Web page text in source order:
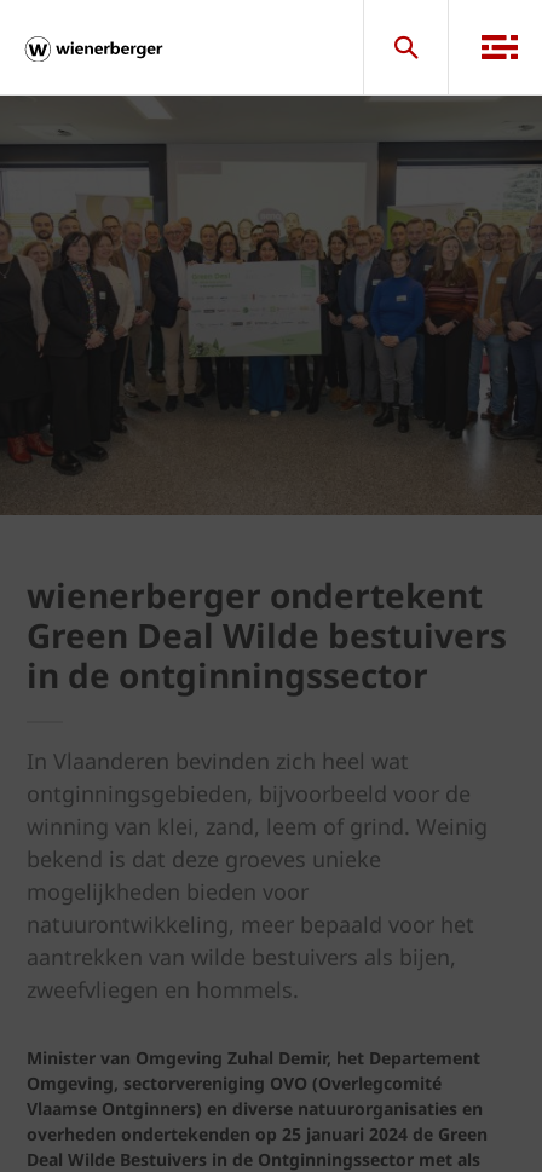
wienerberger ondertekent
Green Deal Wilde bestuivers
in de ontginningssector
In Vlaanderen bevinden zich heel wat
ontginningsgebieden, bijvoorbeeld voor de
winning van klei, zand, leem of grind. Weinig
bekend is dat deze groeves unieke
mogelijkheden bieden voor
natuurontwikkeling, meer bepaald voor het
aantrekken van wilde bestuivers als bijen,
zweefvliegen en hommels.
Minister van Omgeving Zuhal Demir, het Departement
Omgeving, sectorvereniging OVO (Overlegcomité
Vlaamse Ontginners) en diverse natuurorganisaties en
overheden ondertekenden op 25 januari 2024 de Green
Deal Wilde Bestuivers in de Ontginningssector met als